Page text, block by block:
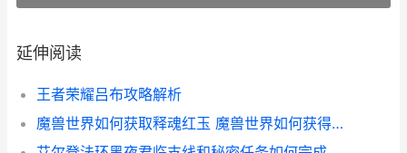
延伸阅读
王者荣耀吕布攻略解析
魔兽世界如何获取释魂红玉 魔兽世界如何获得坐骑